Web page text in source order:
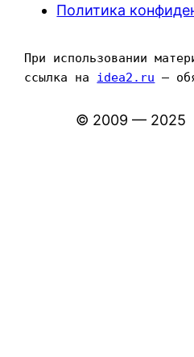
Политика
При использовании
ссылка на idea2.ru —
© 2009 — 2025